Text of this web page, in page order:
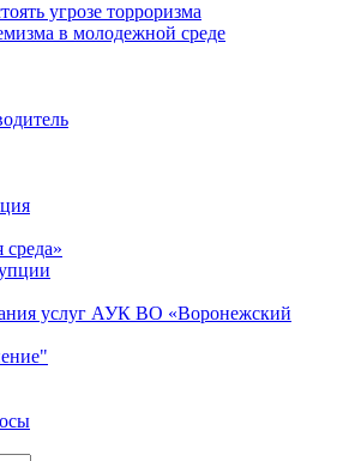
угрозе торроризма
в молодежной среде
услуг АУК ВО «Воронежский